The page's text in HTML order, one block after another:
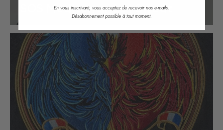
SOS Méditerranée | Sweat
En vous inscrivant, vous acceptez de recevoir nos e-mails.
Désabonnement possible à tout moment.